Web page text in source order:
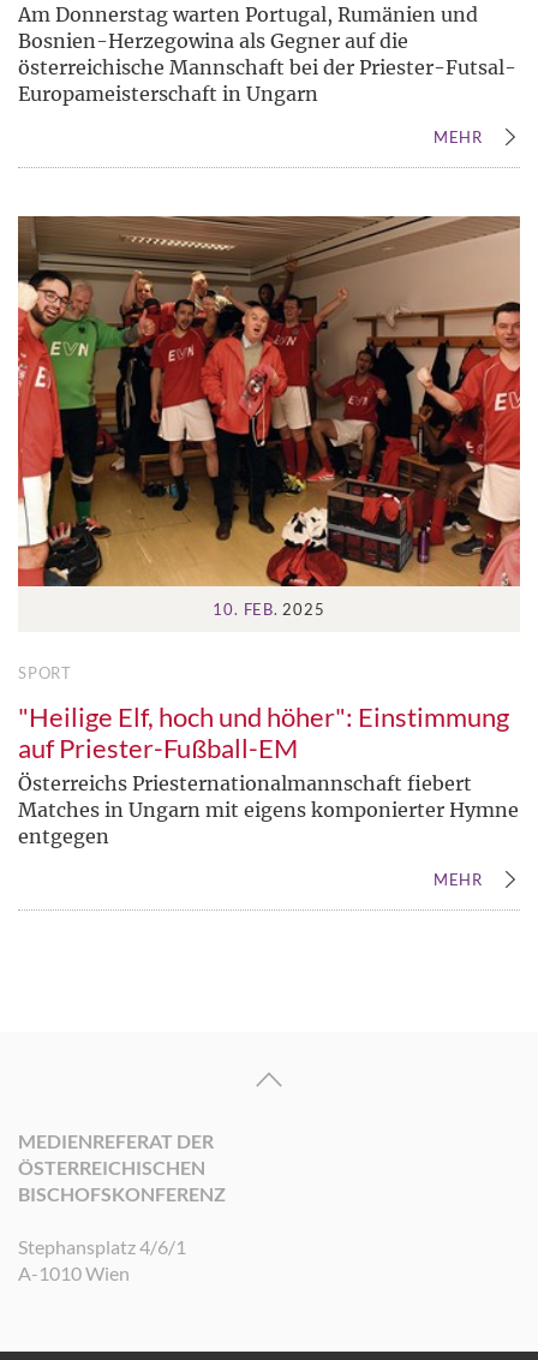
Am Donnerstag warten Portugal, Rumänien und
Bosnien-Herzegowina als Gegner auf die
österreichische Mannschaft bei der Priester-Futsal-
Europameisterschaft in Ungarn
MEHR
10. FEB. 2025
SPORT
"Heilige Elf, hoch und höher": Einstimmung
auf Priester-Fußball-EM
Österreichs Priesternationalmannschaft fiebert
Matches in Ungarn mit eigens komponierter Hymne
entgegen
MEHR
MEDIENREFERAT DER
ÖSTERREICHISCHEN
BISCHOFSKONFERENZ
Stephansplatz 4/6/1
A-1010 Wien